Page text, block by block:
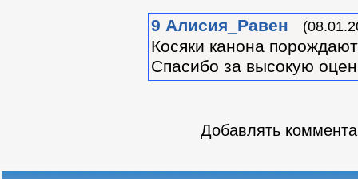
9 Алиcия_Равен
Косяки канона
Спасибо за высокую
Добавлять